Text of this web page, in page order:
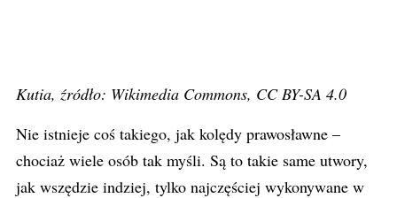
Kutia, źródło: Wikimedia Commons, CC BY-SA 4.0
Nie istnieje coś takiego, jak kolędy prawosławne –
chociaż wiele osób tak myśli. Są to takie same utwory,
jak wszędzie indziej, tylko najczęściej wykonywane w